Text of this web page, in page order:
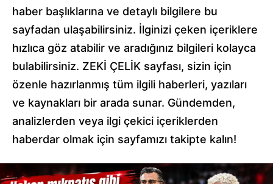
haber başlıklarına ve detaylı bilgilere bu
sayfadan ulaşabilirsiniz. İlginizi çeken içeriklere
hızlıca göz atabilir ve aradığınız bilgileri kolayca
bulabilirsiniz. ZEKİ ÇELİK sayfası, sizin için
özenle hazırlanmış tüm ilgili haberleri, yazıları
ve kaynakları bir arada sunar. Gündemden,
analizlerden veya ilgi çekici içeriklerden
haberdar olmak için sayfamızı takipte kalın!